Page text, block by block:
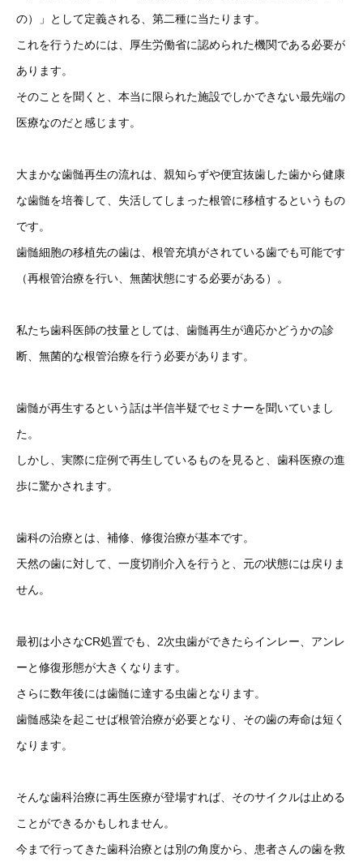
の）」として定義される、第二種に当たります。
これを行うためには、厚生労働省に認められた機関である必要が
あります。
そのことを聞くと、本当に限られた施設でしかできない最先端の
医療なのだと感じます。
大まかな歯髄再生の流れは、親知らずや便宜抜歯した歯から健康
な歯髄を培養して、失活してしまった根管に移植するというもの
です。
歯髄細胞の移植先の歯は、根管充填がされている歯でも可能です
（再根管治療を行い、無菌状態にする必要がある）。
私たち歯科医師の技量としては、歯髄再生が適応かどうかの診
断、無菌的な根管治療を行う必要があります。
歯髄が再生するという話は半信半疑でセミナーを聞いていまし
た。
しかし、実際に症例で再生しているものを見ると、歯科医療の進
歩に驚かされます。
歯科の治療とは、補修、修復治療が基本です。
天然の歯に対して、一度切削介入を行うと、元の状態には戻りま
せん。
最初は小さなCR処置でも、2次虫歯ができたらインレー、アンレ
ーと修復形態が大きくなります。
さらに数年後には歯髄に達する虫歯となります。
歯髄感染を起こせば根管治療が必要となり、その歯の寿命は短く
なります。
そんな歯科治療に再生医療が登場すれば、そのサイクルは止める
ことができるかもしれません。
今まで行ってきた歯科治療とは別の角度から、患者さんの歯を救